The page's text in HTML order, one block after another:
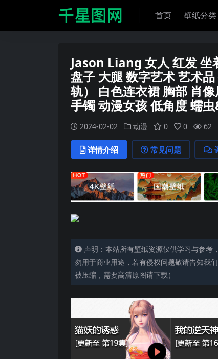
首页 壁纸分类
Jason Liang 女人 红发 坐
盘子 大腿 数字艺术 艺术
轨） 白色连衣裙 胸部 肖
手镯 动漫女孩 低角度 蠕
2024-02-02 动漫 0 0 62
详情介绍 常见问题
声明：本站所有壁纸资源仅供学习与参考
勿用于商业用途，若有侵权问题敬请告知我
被压缩，需要高清原图请下载）